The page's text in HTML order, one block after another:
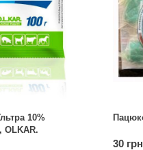
10%
OLKAR.
30